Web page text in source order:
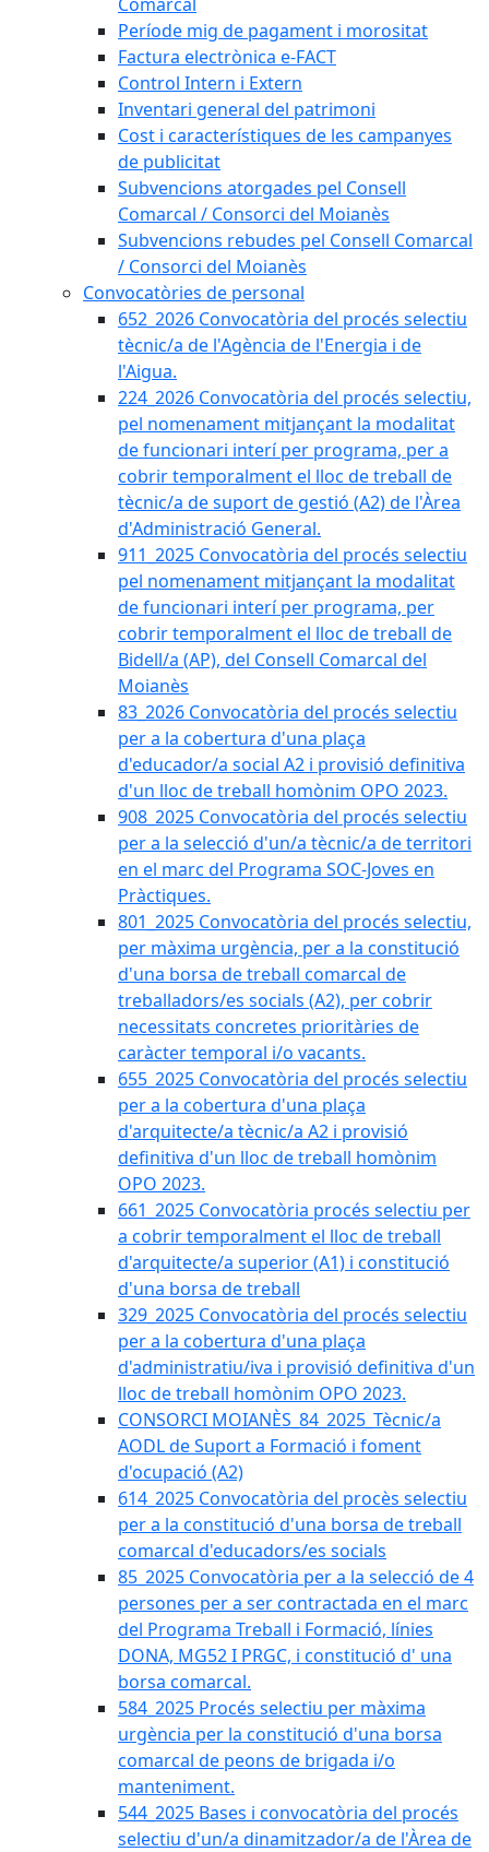
Període mig de pagament i morositat
Factura electrònica e-FACT
Control Intern i Extern
Inventari general del patrimoni
Cost i característiques de les campanyes
de publicitat
Subvencions atorgades pel Consell
Comarcal / Consorci del Moianès
Subvencions rebudes pel Consell Comarcal
/ Consorci del Moianès
Convocatòries de personal
652_2026 Convocatòria del procés selectiu
tècnic/a de l'Agència de l'Energia i de
l'Aigua.
224_2026 Convocatòria del procés selectiu,
pel nomenament mitjançant la modalitat
de funcionari interí per programa, per a
cobrir temporalment el lloc de treball de
tècnic/a de suport de gestió (A2) de l'Àrea
d'Administració General.
911_2025 Convocatòria del procés selectiu
pel nomenament mitjançant la modalitat
de funcionari interí per programa, per
cobrir temporalment el lloc de treball de
Bidell/a (AP), del Consell Comarcal del
Moianès
83_2026 Convocatòria del procés selectiu
per a la cobertura d'una plaça
d'educador/a social A2 i provisió definitiva
d'un lloc de treball homònim OPO 2023.
908_2025 Convocatòria del procés selectiu
per a la selecció d'un/a tècnic/a de territori
en el marc del Programa SOC-Joves en
Pràctiques.
801_2025 Convocatòria del procés selectiu,
per màxima urgència, per a la constitució
d'una borsa de treball comarcal de
treballadors/es socials (A2), per cobrir
necessitats concretes prioritàries de
caràcter temporal i/o vacants.
655_2025 Convocatòria del procés selectiu
per a la cobertura d'una plaça
d'arquitecte/a tècnic/a A2 i provisió
definitiva d'un lloc de treball homònim
OPO 2023.
661_2025 Convocatòria procés selectiu per
a cobrir temporalment el lloc de treball
d'arquitecte/a superior (A1) i constitució
d'una borsa de treball
329_2025 Convocatòria del procés selectiu
per a la cobertura d'una plaça
d'administratiu/iva i provisió definitiva d'un
lloc de treball homònim OPO 2023.
CONSORCI MOIANÈS_84_2025_Tècnic/a
AODL de Suport a Formació i foment
d'ocupació (A2)
614_2025 Convocatòria del procès selectiu
per a la constitució d'una borsa de treball
comarcal d'educadors/es socials
85_2025 Convocatòria per a la selecció de 4
persones per a ser contractada en el marc
del Programa Treball i Formació, línies
DONA, MG52 I PRGC, i constitució d' una
borsa comarcal.
584_2025 Procés selectiu per màxima
urgència per la constitució d'una borsa
comarcal de peons de brigada i/o
manteniment.
544_2025 Bases i convocatòria del procés
selectiu d'un/a dinamitzador/a de l'Àrea de